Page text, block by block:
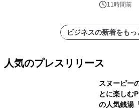
他）・分析
11時間前
ビジネスの新着をもっ
人気のプレスリリース
スヌーピー
とに楽しむ
の人気銭湯